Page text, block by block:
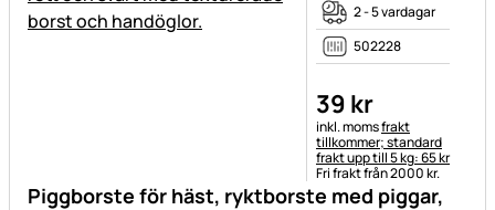
Piggborste för häst, ryktborste med piggar,
2 - 5 vardagar
502228
39 kr
Skatteinformation:
inkl. momsfrakt
tillkommer; standard
frakt upp till 5 kg: 65 kr
Fri frakt från 2000 kr.